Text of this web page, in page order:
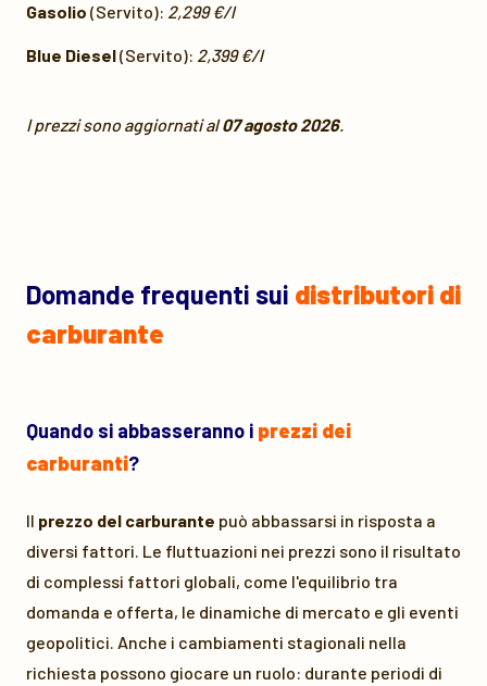
Gasolio (Servito): 2,299 €/l
Blue Diesel(Servito): 2,399 €/l
I prezzi sono aggiornati al07 agosto 2026.
Domande frequenti sui distributori di
carburante
Quando si abbasseranno i prezzi dei
carburanti?
Il prezzo del carburante può abbassarsi in risposta a
diversi fattori. Le fluttuazioni nei prezzi sono il risultato
di complessi fattori globali, come l'equilibrio tra
domanda e offerta, le dinamiche di mercato e gli eventi
geopolitici. Anche i cambiamenti stagionali nella
richiesta possono giocare un ruolo: durante periodi di